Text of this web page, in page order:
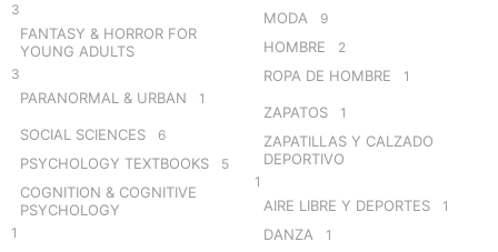
3
FANTASY & HORROR FOR
YOUNG ADULTS
3
PARANORMAL & URBAN 1
SOCIAL SCIENCES 6
PSYCHOLOGY TEXTBOOKS 5
COGNITION & COGNITIVE
PSYCHOLOGY
1
MODA 9
HOMBRE 2
ROPA DE HOMBRE 1
ZAPATOS 1
ZAPATILLAS Y CALZADO
DEPORTIVO
1
AIRE LIBRE Y DEPORTES 1
DANZA 1